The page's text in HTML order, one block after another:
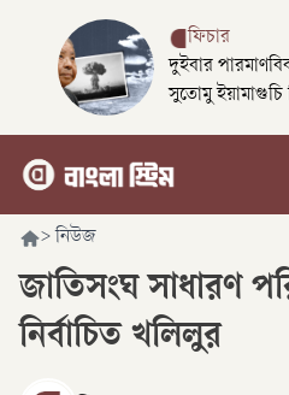
ফিচার
দুইবার
সুতোমু ইয়ামাগুচি
> নিউজ
জাতিসংঘ সাধারণ
নির্বাচিত খলিলুর